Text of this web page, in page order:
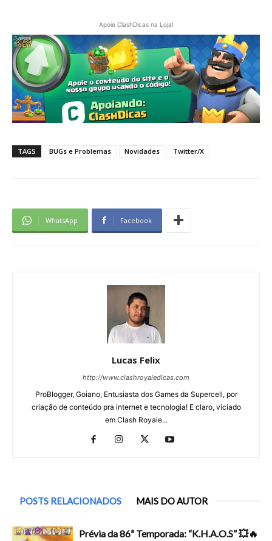
Apoie ClashDicas na Loja!
TAGS BUGs e Problemas Novidades Twitter/X
WhatsApp Facebook
Lucas Felix
http://www.clashroyaledicas.com
ProBlogger, Goiano, Entusiasta dos Games da Supercell, por
criação de conteúdo pra internet e tecnologia! E claro, viciado
em Clash Royale...
POSTS RELACIONADOS MAIS DO AUTOR
Prévia da 86ª Temporada: “K.H.A.O.S” 💥🔥